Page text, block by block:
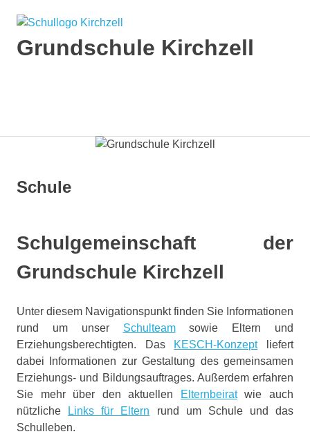
Inhalt
springenGrundschule Kirchzell
im
Unterfranken
Schule
Schulgemeinschaft der
Grundschule Kirchzell
Unter diesem Navigationspunkt finden Sie Informationen
rund um unser Schulteamsowie Eltern und
Erziehungsberechtigten. Das KESCH-Konzeptliefert
dabei Informationen zur Gestaltung des gemeinsamen
Erziehungs- und Bildungsauftrages. Außerdem erfahren
Sie mehr über den aktuellen
Elternbeiratwie auch
nützliche
Links für Eltern rund um Schule und das
Schulleben.